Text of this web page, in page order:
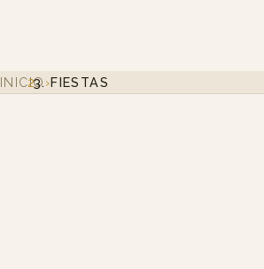
INICIO›FIESTAS